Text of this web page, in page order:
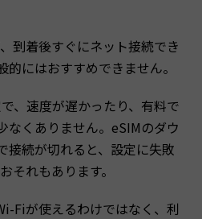
到着後すぐにネット接続でき
にはおすすめできません。
、速度が遅かったり、有料で
なくありません。eSIMのダウ
接続が切れると、設定に失敗
それもあります。
Fiが使えるわけではなく、利